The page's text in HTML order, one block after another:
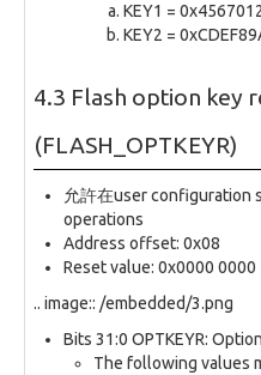
KEY1 =
KEY2 =
4.3 Flash option key
(FLASH_OPTKEYR)
允許在user configuration
operations
Address offset: 0x08
Reset value: 0x0000 0000
.. image:: /embedded/3.png
Bits 31:0 OPTKEYR:
The following values